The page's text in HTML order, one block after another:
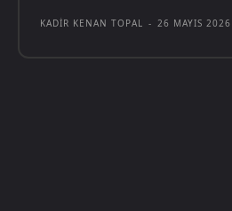
KADIR KENAN TOPAL - 26 MAYIS 2026